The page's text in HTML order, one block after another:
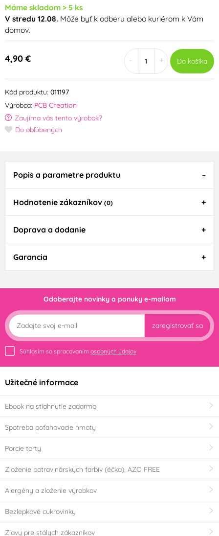
Máme skladom > 5 ks
V stredu 12.08. Môže byť k odberu alebo kuriérom k Vám
domov.
4,90 € + Do košíka
Kód produktu: 011197
Výrobca: PCB Creation
Zaujíma vás tento výrobok?
Do obľúbených
Popis a parametre produktu
Hodnotenie zákazníkov (0)
Doprava a dodanie
Garancia
Odoberajte novinky a ponuky e-mailom
zaregistrovať sa
Súhlasím so spracovaním osobných údajov
Užitečné informace
Ebook na stiahnutie zadarmo
Spotreba poťahovacie hmoty
Porcie torty
Zloženie potravinárskych farbív (éčka), AZO FREE
Alergény a zloženie výrobkov
Bezlepkové cukrovinky
Zľavy pre stálych zákazníkov